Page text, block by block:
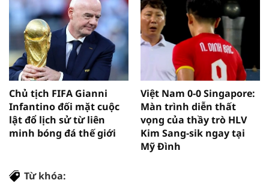
Chủ tịch FIFA Gianni
Infantino đối mặt cuộc
lật đổ lịch sử từ liên
minh bóng đá thế giới
Việt Nam 0-0 Singapore:
Màn trình diễn thất
vọng của thầy trò HLV
Kim Sang-sik ngay tại
Mỹ Đình
Từ khóa: